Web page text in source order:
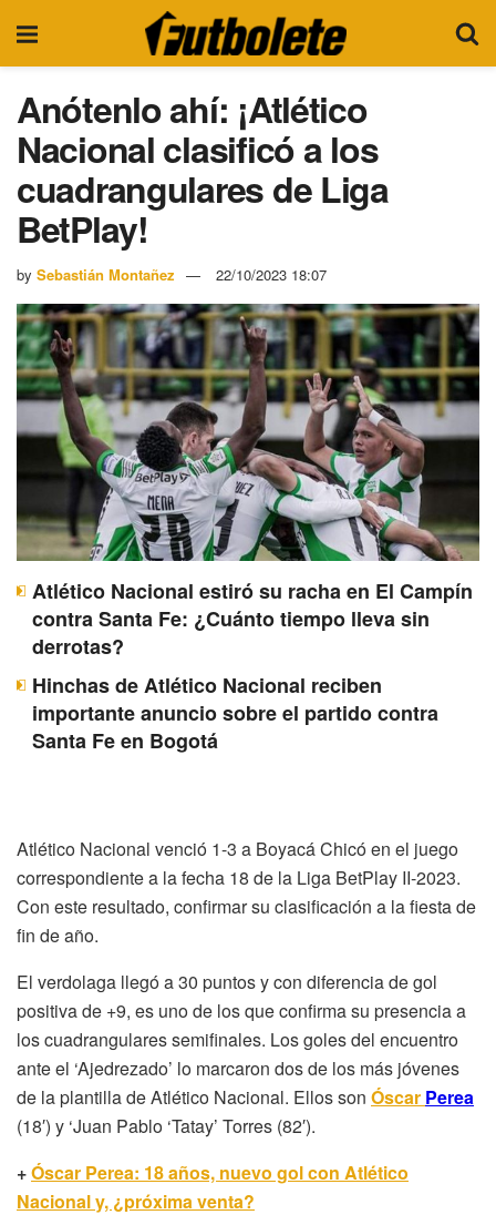
Anótenlo ahí: ¡Atlético
Nacional clasificó a los
cuadrangulares de Liga
BetPlay!
by Sebastián Montañez 22/10/2023 18:07
Atlético Nacional estiró su racha en El Campín
contra Santa Fe: ¿Cuánto tiempo lleva sin
derrotas?
Hinchas de Atlético Nacional reciben
importante anuncio sobre el partido contra
Santa Fe en Bogotá
Atlético Nacional venció 1-3 a Boyacá Chicó en el juego
correspondiente a la fecha 18 de la Liga BetPlay II-2023.
Con este resultado, confirmar su clasificación a la fiesta de
fin de año.
El verdolaga llegó a 30 puntos y con diferencia de gol
positiva de +9, es uno de los que confirma su presencia a
los cuadrangulares semifinales. Los goles del encuentro
ante el ‘Ajedrezado’ lo marcaron dos de los más jóvenes
de la plantilla de Atlético Nacional. Ellos son Óscar Perea
(18′) y ‘Juan Pablo ‘Tatay’ Torres (82′).
+Óscar Perea: 18 años, nuevo gol con Atlético
Nacional y, ¿próxima venta?